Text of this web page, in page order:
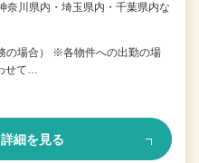
奈川県内・埼玉県内・千葉県内な
の場合） ※各物件への出勤の場
せて…
詳細を見る